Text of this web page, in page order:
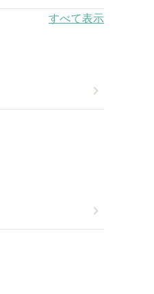
すべて表示
chevron_right
chevron_right